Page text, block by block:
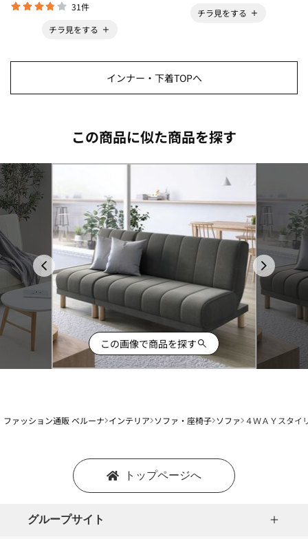
31件
チラ見をする
チラ見をする
インナー・下着TOPへ
この商品に似た商品を探す
この画像で商品を探す
ファッション通販 ベルーナ インテリア ソファ・座椅子 ソファ ４ＷＡＹスタイ
トップページへ
グループサイト